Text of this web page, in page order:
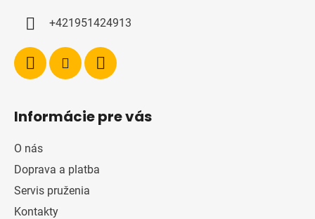
+421951424913
Informácie pre vás
O nás
Doprava a platba
Servis pruženia
Kontakty